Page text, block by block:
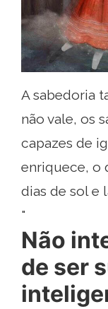
A sabedoria
não vale, os
capazes de
enriquece, o
dias de sol e
"
Não
de ser